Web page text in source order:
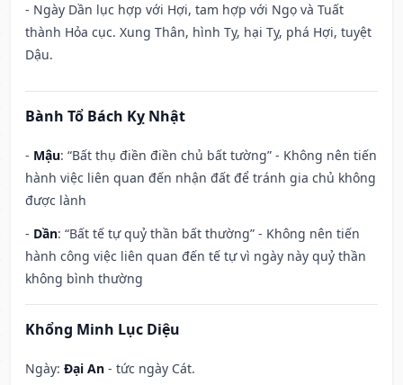
- Ngày Dần lục hợp với Hợi, tam hợp với Ngọ và Tuất
thành Hỏa cục. Xung Thân, hình Tỵ, hại Tỵ, phá Hợi, tuyệt
Dậu.
Bành Tổ Bách Kỵ Nhật
- Mậu: “Bất thụ điền điền chủ bất tường” - Không nên tiến
hành việc liên quan đến nhận đất để tránh gia chủ không
được lành
- Dần: “Bất tế tự quỷ thần bất thường” - Không nên tiến
hành công việc liên quan đến tế tự vì ngày này quỷ thần
không bình thường
Khổng Minh Lục Diệu
Ngày: Đại An - tức ngày Cát.